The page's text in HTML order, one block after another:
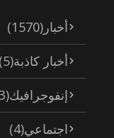
أخبار (1570)
أخبار كاذبة(5)
إنفوجرافيك(3)
اجتماعي(4)